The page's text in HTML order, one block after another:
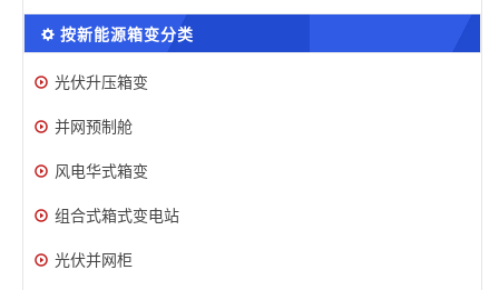
按新能源箱变分类
光伏升压箱变
并网预制舱
风电华式箱变
组合式箱式变电站
光伏并网柜